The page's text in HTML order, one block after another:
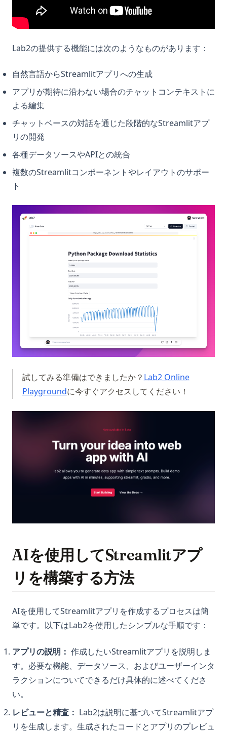
Lab2の提供する機能には次のようなものがあります：
自然言語からStreamlitアプリへの生成
アプリが期待に沿わない場合のチャットコンテキストに
よる編集
チャットベースの対話を通じた段階的なStreamlitアプ
リの開発
各種データソースやAPIとの統合
複数のStreamlitコンポーネントやレイアウトのサポー
ト
試してみる準備はできましたか？ Lab2 Online
Playground(opens in a new tab)
に今すぐアクセスしてください！
AIを使用してStreamlitアプ
リを構築する方法
AIを使用してStreamlitアプリを作成するプロセスは簡
単です。以下はLab2を使用したシンプルな手順です：
アプリの説明： 作成したいStreamlitアプリを説明しま
す。必要な機能、データソース、およびユーザーインタ
ラクションについてできるだけ具体的に述べてくださ
い。
レビューと精査： Lab2は説明に基づいてStreamlitアプ
リを生成します。生成されたコードとアプリのプレビュ